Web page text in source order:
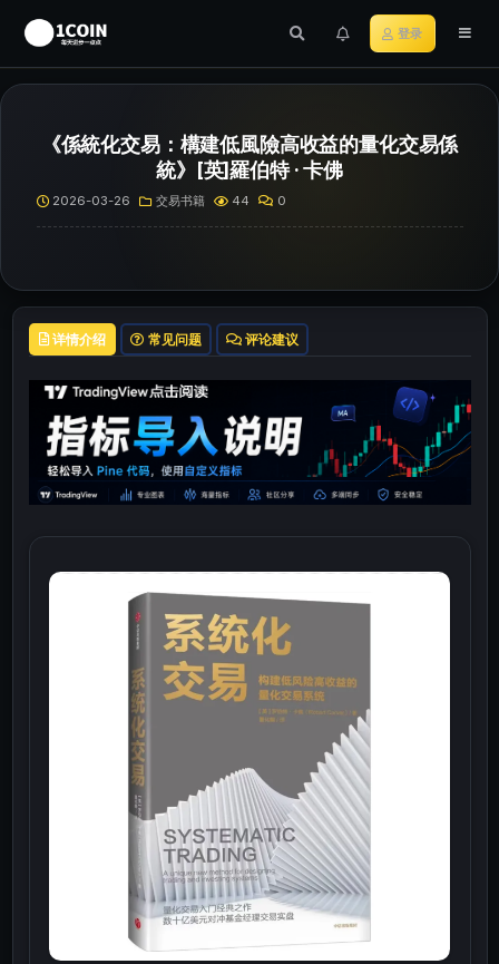
登录
《係統化交易：構建低風險高收益的量化交易係
統》[英]羅伯特 · 卡佛
2026-03-26 交易书籍 44 0
详情介绍 常见问题 评论建议